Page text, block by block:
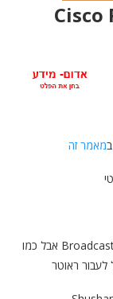
מאמר זה
כאשר המחשב מחפש DHCP הוא מבצע זאת על ידי Broadcast אבל כמו